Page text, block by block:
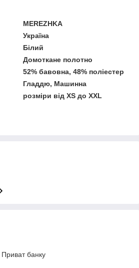
MEREZHKA
Україна
Білий
Домоткане полотно
52% бавовна, 48% поліестер
Гладдю, Машинна
розміри від XS до XXL
банку